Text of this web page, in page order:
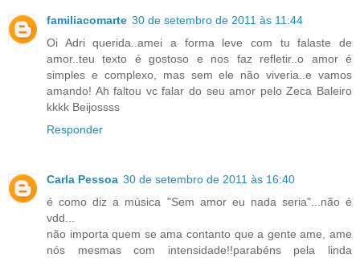
familiacomarte 30 de setembro de 2011 às 11:44
Oi Adri querida..amei a forma leve com tu falaste de
amor..teu texto é gostoso e nos faz refletir..o amor é
simples e complexo, mas sem ele não viveria..e vamos
amando! Ah faltou vc falar do seu amor pelo Zeca Baleiro
kkkk Beijossss
Responder
Carla Pessoa 30 de setembro de 2011 às 16:40
é como diz a música "Sem amor eu nada seria"...não é
vdd...
não importa quem se ama contanto que a gente ame, ame
nós mesmas com intensidade!!parabéns pela linda